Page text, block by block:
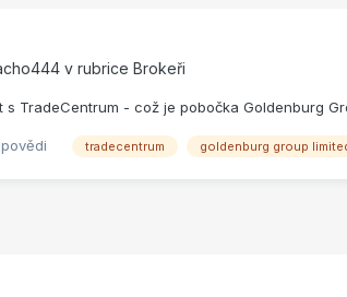
v rubrice Brokeři
TradeCentrum - což je pobočka Goldenburg
tradecentrum goldenburg group